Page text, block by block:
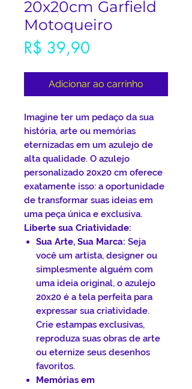
20x20cm Garfield
Motoqueiro
R$ 39,90
Adicionar ao carrinho
Imagine ter um pedaço da sua
história, arte ou memórias
eternizadas em um azulejo de
alta qualidade. O azulejo
personalizado 20x20 cm oferece
exatamente isso: a oportunidade
de transformar suas ideias em
uma peça única e exclusiva.
Liberte sua Criatividade:
Sua Arte, Sua Marca: Seja
você um artista, designer ou
simplesmente alguém com
uma ideia original, o azulejo
20x20 é a tela perfeita para
expressar sua criatividade.
Crie estampas exclusivas,
reproduza suas obras de arte
ou eternize seus desenhos
favoritos.
Memórias em